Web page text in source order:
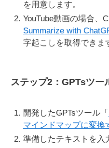
を用意します。
YouTube動画の場合、
Summarize with
字起こしを取得できま
ステップ2：GPTsツー
開発したGPTsツール「
マインドマップに変換
準備したテキストを入